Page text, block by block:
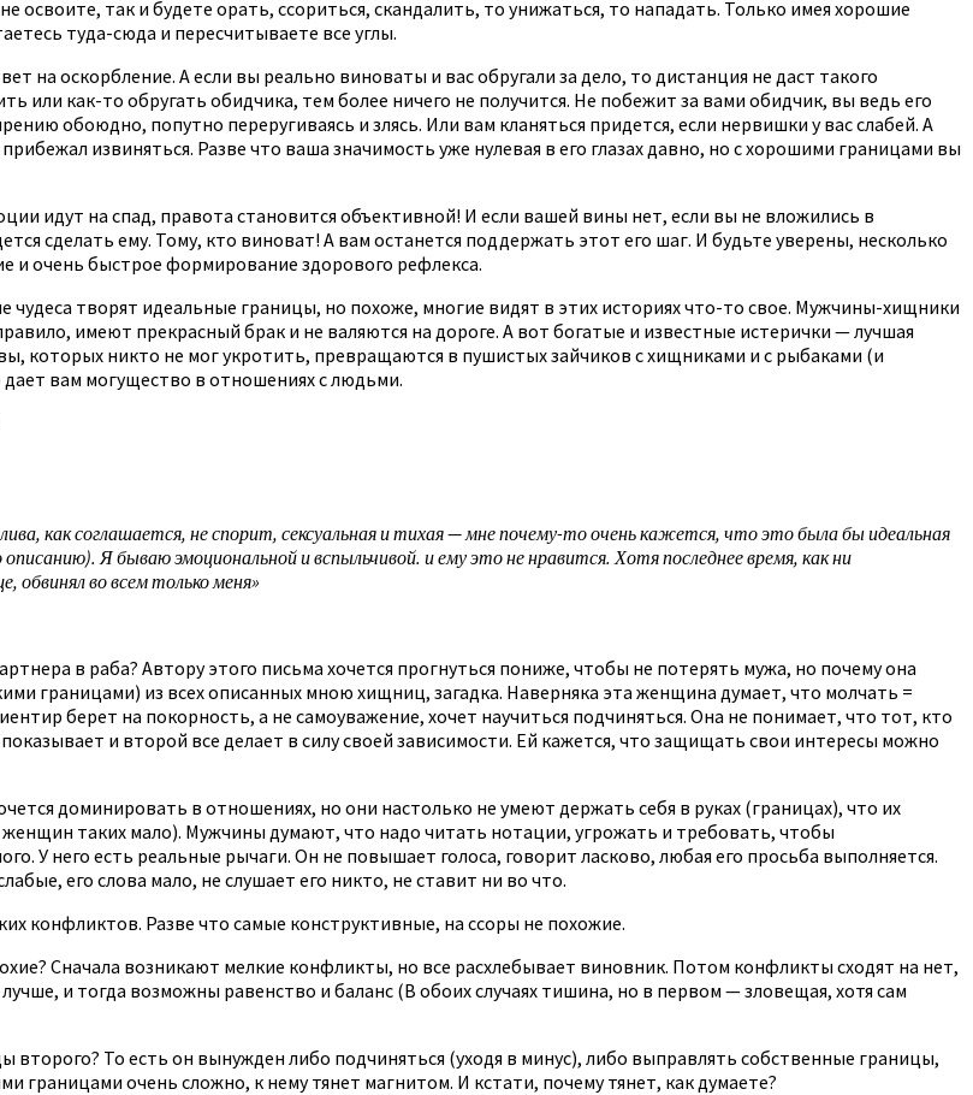
так и будете орать, ссориться, скандалить, то унижаться, то нападать. Только имея хорошие
туда-сюда и пересчитываете все углы.
оскорбление. А если вы реально виноваты и вас обругали за дело, то дистанция не даст такого
или как-то обругать обидчика, тем более ничего не получится. Не побежит за вами обидчик, вы ведь его
обоюдно, попутно переругиваясь и злясь. Или вам кланяться придется, если нервишки у вас слабей. А
извиняться. Разве что ваша значимость уже нулевая в его глазах давно, но с хорошими границами вы
идут на спад, правота становится объективной! И если вашей вины нет, если вы не вложились в
сделать ему. Тому, кто виноват! А вам останется поддержать этот его шаг. И будьте уверены, несколько
и очень быстрое формирование здорового рефлекса.
творят идеальные границы, но похоже, многие видят в этих историях что-то свое. Мужчины-хищники
имеют прекрасный брак и не валяются на дороге. А вот богатые и известные истерички — лучшая
которых никто не мог укротить, превращаются в пушистых зайчиков с хищниками и с рыбаками (и
вам могущество в отношениях с людьми.
как соглашается, не спорит, сексуальная и тихая — мне почему-то очень кажется, что это была бы идеальная
Я бываю эмоциональной и вспыльчивой. и ему это не нравится. Хотя последнее время, как ни
обвинял во всем только меня»
в раба? Автору этого письма хочется прогнуться пониже, чтобы не потерять мужа, но почему она
границами) из всех описанных мною хищниц, загадка. Наверняка эта женщина думает, что молчать =
берет на покорность, а не самоуважение, хочет научиться подчиняться. Она не понимает, что тот, кто
и второй все делает в силу своей зависимости. Ей кажется, что защищать свои интересы можно
доминировать в отношениях, но они настолько не умеют держать себя в руках (границах), что их
таких мало). Мужчины думают, что надо читать нотации, угрожать и требовать, чтобы
У него есть реальные рычаги. Он не повышает голоса, говорит ласково, любая его просьба выполняется.
его слова мало, не слушает его никто, не ставит ни во что.
конфликтов. Разве что самые конструктивные, на ссоры не похожие.
Сначала возникают мелкие конфликты, но все расхлебывает виновник. Потом конфликты сходят на нет,
и тогда возможны равенство и баланс (В обоих случаях тишина, но в первом — зловещая, хотя сам
То есть он вынужден либо подчиняться (уходя в минус), либо выправлять собственные границы,
границами очень сложно, к нему тянет магнитом. И кстати, почему тянет, как думаете?